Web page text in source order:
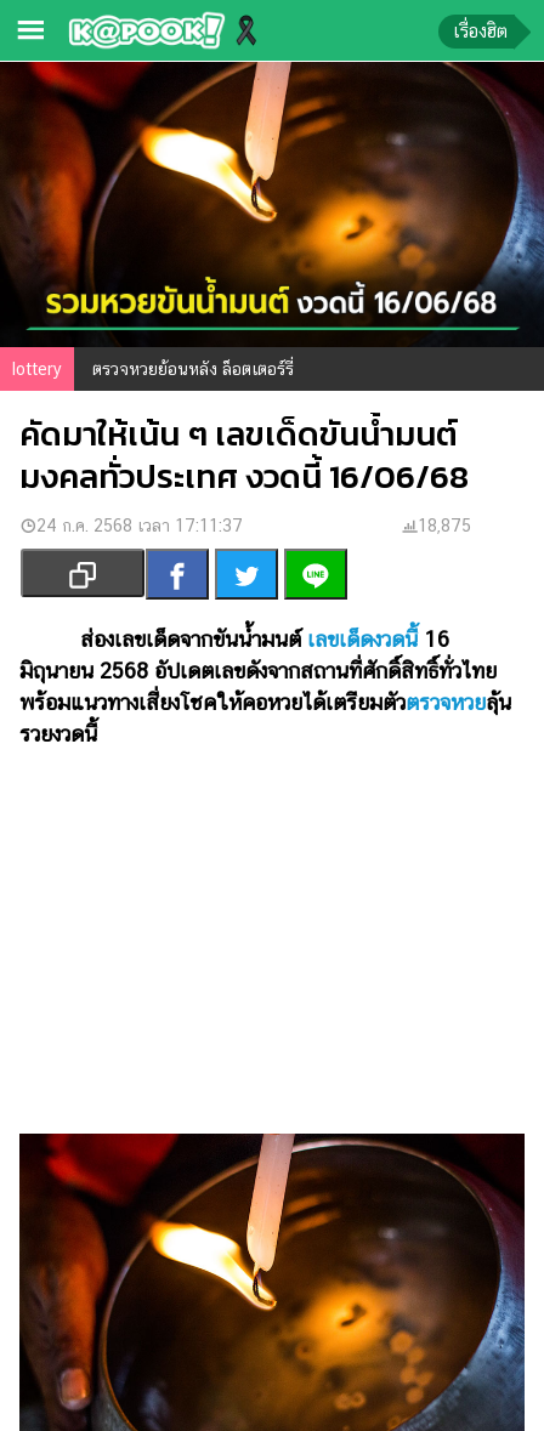
ข่าว-
ความ
รู้
ข่าว
ข่าว
บันเทิง
ตรวจ
หวย
ผล
บอล
สด
การ
เงิน
การ
บันเทิง
รูปภาพ
ดูด
วง
ผู้ชาย
สุขภาพ
ท่อง
เที่ยว
เรื่องฮิต
lottery ตรวจหวยย้อนหลัง ล็อตเตอร์รี่
คัดมาให้เน้น ๆ เลขเด็ดขันน้ำมนต์
มงคลทั่วประเทศ งวดนี้ 16/06/68
24 ก.ค. 2568 เวลา 17:11:37 18,875
ส่องเลขเด็ดจากขันน้ำมนต์ เลขเด็ดงวดนี้16
มิถุนายน 2568 อัปเดตเลขดังจากสถานที่ศักดิ์สิทธิ์ทั่วไทย
พร้อมแนวทางเสี่ยงโชคให้คอหวยได้เตรียมตัวตรวจหวยลุ้น
รวยงวดนี้